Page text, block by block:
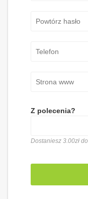
Z polecenia?
Dostaniesz 3.00zł